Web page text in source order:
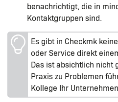
benachrichtigt, die in
Kontaktgruppen sind.
Es gibt in Checkmk
oder Service direkt
Das ist absichtlich nicht
Praxis zu Problemen
Kollege Ihr